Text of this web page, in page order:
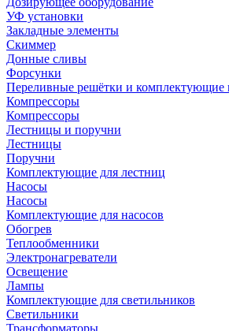
УФ установки
Закладные элементы
Скиммер
Донные сливы
Форсунки
Переливные решётки и комплектующие
Компрессоры
Компрессоры
Лестницы и поручни
Лестницы
Поручни
Комплектующие для лестниц
Насосы
Насосы
Комплектующие для насосов
Обогрев
Теплообменники
Электронагреватели
Освещение
Лампы
Комплектующие для светильников
Светильники
Трансформаторы